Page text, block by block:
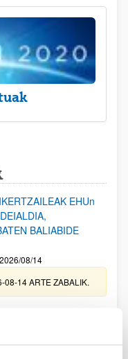
EHUn
BALIABIDE
08/14
08-14 ARTE ZABALIK.